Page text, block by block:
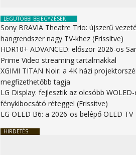
LEGUTÓBBI BEJEGYZÉSEK
Sony BRAVIA Theatre Trio: újszerű
hangrendszer nagy TV-khez (Frissítve)
HDR10+ ADVANCED: először 2026-os
Prime Video streaming tartalmakkal
XGIMI TITAN Noir: a 4K házi
megfizethetőbb tagja
LG Display: fejlesztik az olcsóbb
fénykibocsátó réteggel (Frissítve)
LG OLED B6: a 2026-os belépő OLED TV
HIRDETÉS